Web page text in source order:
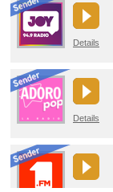
Details
Details